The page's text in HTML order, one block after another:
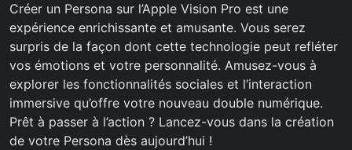
Créer un Persona sur l’Apple Vision Pro est une
expérience enrichissante et amusante. Vous serez
surpris de la façon dont cette technologie peut refléter
vos émotions et votre personnalité. Amusez-vous à
explorer les fonctionnalités sociales et l’interaction
immersive qu’offre votre nouveau double numérique.
Prêt à passer à l’action ? Lancez-vous dans la création
de votre Persona dès aujourd’hui !